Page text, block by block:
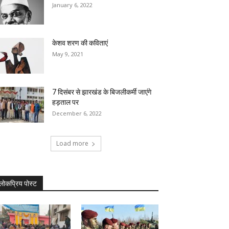
January 6, 2022
केशव शरण की कविताएं
May 9, 2021
7 दिसंबर से झारखंड के बिजलीकर्मी जाएंगे
हड़ताल पर
December 6, 2022
Load more
पोस्ट